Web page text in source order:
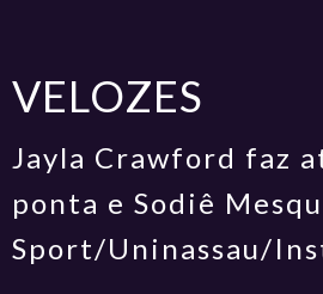
VELOZES
Jayla Crawford faz
ponta e Sodiê
Sport/Uninassau/